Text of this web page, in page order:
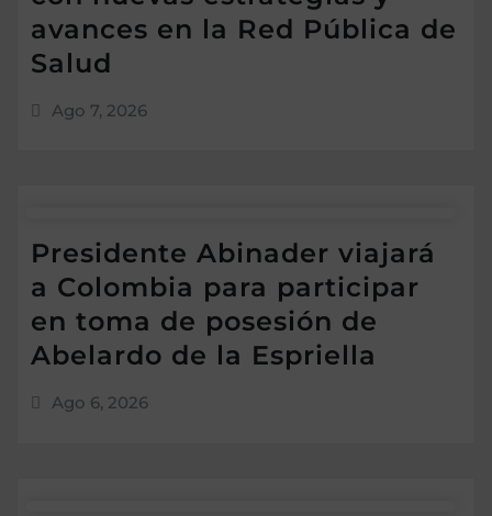
avances en la Red Pública de
Salud
Ago 7, 2026
Presidente Abinader viajará
a Colombia para participar
en toma de posesión de
Abelardo de la Espriella
Ago 6, 2026